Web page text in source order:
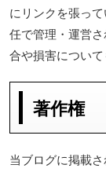
にリンクを張っ
任で管理・運営
合や損害について
著作権
当ブログに掲載